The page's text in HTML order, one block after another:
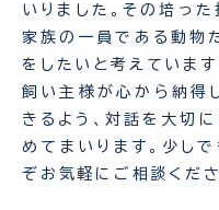
いりました。その培っ
家族の一員である動物
をしたいと考えています
飼い主様が心から納得
きるよう、対話を大切
めてまいります。少し
ぞお気軽にご相談くださ